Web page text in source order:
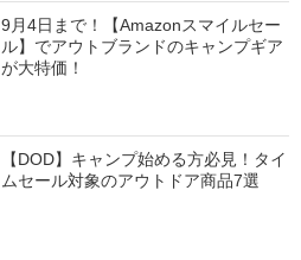
9月4日まで！【Amazonスマイルセー
ル】でアウトブランドのキャンプギア
が大特価！
【DOD】キャンプ始める方必見！タイ
ムセール対象のアウトドア商品7選